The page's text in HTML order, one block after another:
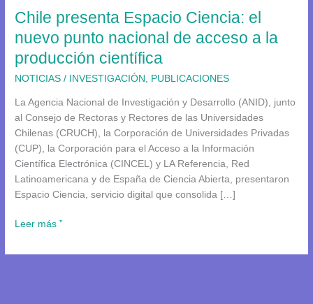
Chile presenta Espacio Ciencia: el
nuevo punto nacional de acceso a la
producción científica
NOTICIAS / INVESTIGACIÓN PUBLICACIONES
La Agencia Nacional de Investigación y Desarrollo (ANID), junto
al Consejo de Rectoras y Rectores de las Universidades
Chilenas (CRUCH), la Corporación de Universidades Privadas
(CUP), la Corporación para el Acceso a la Información
Científica Electrónica (CINCEL) y LA Referencia, Red
Latinoamericana y de España de Ciencia Abierta, presentaron
Espacio Ciencia, servicio digital que consolida […]
nacional
acceso
a
la
científica
Leer más ”